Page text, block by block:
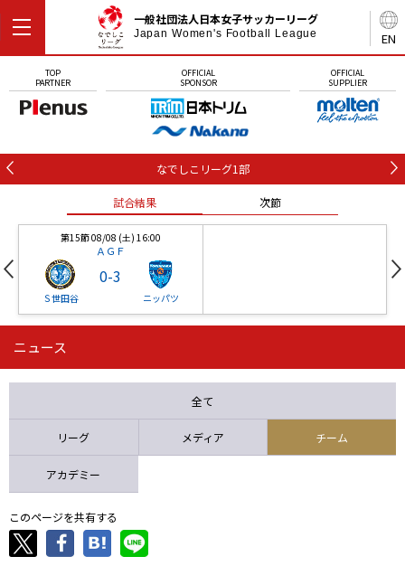
EN
一般社団法人日本女子サッカーリーグ
Japan Women's Football League
TOP
PARTNER
OFFICIAL
SPONSOR
OFFICIAL
SUPPLIER
なでしこリーグ1部
試合結果 次節
第15節 08/08 (土) 16:00
ＡＧＦ
Ｓ世田谷
0-3
ニッパツ
第16節 09/05 (土) 15:00
ニッパツ 石人の星
ニュース
全て
リーグ メディア チーム
アカデミー
このページを共有する